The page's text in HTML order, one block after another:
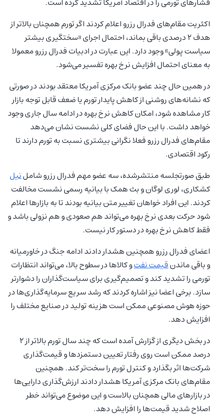
اکثریت مقام‌های فدرال رزرو اعلام کردند اگر تورم همچنان بالاتر از
هدف ۲ درصدی باقی بماند، احتمال اجرای «سختگیری بیشتر
سیاست پولی» وجود دارد. این عبارت در ادبیات فدرال رزرو معمولا
به معنای احتمال افزایش نرخ بهره تفسیر می‌شود.
در همین حال چند عضو بانک مرکزی آمریکا معتقد بودند در صورتی
که نشانه‌های روشنی از کاهش پایدار تورم یا ضعف قابل توجه بازار
کار مشاهده شود، امکان کاهش نرخ بهره در ادامه سال جاری وجود
خواهد داشت. با این حال فضای کلی نشست نشان می‌دهد
مقام‌های فدرال رزرو فعلا نگرانی بیشتری نسبت به تورم دارند تا
رکود اقتصادی.
طبق صورتجلسه منتشرشده، سه عضو مهم فدرال رزرو شاملنیل
کشکاری، لوری لوگان و بث همک با بیانیه رسمی نشست مخالفت
کردند. این افراد خواهان تغییر متن بیانیه بودند تا به بازارها اعلام
شود حرکت بعدی نرخ بهره می‌تواند هم صعودی و هم نزولی باشد و
فقط کاهش نرخ بهره در دستور کار نیست.
اعضای فدرال رزرو همچنین هشدار دادند ادامه جنگ در خاورمیانه
و باقی ماندنقیمت نفتو کالاها در سطوح بالا، می‌تواند انتظارات
تورمی را تشدید کند و تصمیم‌گیری برای سیاست‌گذاران را دشوارتر
سازد. برخی اعضا نیز اشاره کردند که رشد سریع سرمایه‌گذاری‌ها در
حوزه هوش مصنوعی ممکن است هزینه تولید در صنایع مختلف را
افزایش دهد.
در بخش دیگری از گزارش آمده است که چند سال تورم بالاتر از ۲
درصد ممکن است روی رفتار تعیین دستمزدها و قیمت‌گذاری
شرکت‌ها اثر بگذارد و کنترل تورم را سخت‌تر کند. همچنین
مقام‌های بانک مرکزی آمریکا هشدار دادند ارزش‌گذاری دارایی‌ها
در بازارهای مالی همچنان بالاست و این موضوع می‌تواند خطر
اصلاح شدید قیمت‌ها را افزایش دهد.